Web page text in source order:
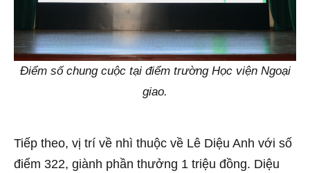
Điểm số chung cuộc tại điểm trường Học viện Ngoại
giao.
Tiếp theo, vị trí về nhì thuộc về Lê Diệu Anh với số
điểm 322, giành phần thưởng 1 triệu đồng. Diệu